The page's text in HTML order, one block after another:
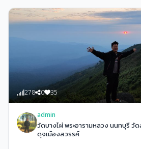
278 0 35
admin
วัดบางไผ่ พระอารามหลวง นนทบุรี วั
ดุจเมืองสวรรค์